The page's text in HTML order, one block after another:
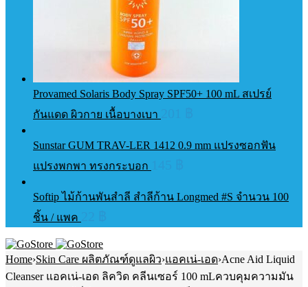
Provamed Solaris Body Spray SPF50+ 100 mL สเปรย์
กันแดด ผิวกาย เนื้อบางเบา
Sunstar GUM TRAV-LER 1412 0.9 mm แปรงซอกฟัน
แปรงพกพา ทรงกระบอก
Softip ไม้ก้านพันสำลี สำลีก้าน Longmed #S จำนวน 100
ชิ้น / แพค
Home›Skin Care ผลิตภัณฑ์ดูแลผิว›แอคเน่-เอด›Acne Aid Liquid
Cleanser แอคเน่-เอด ลิควิด คลีนเซอร์ 100 mLควบคุมความมัน